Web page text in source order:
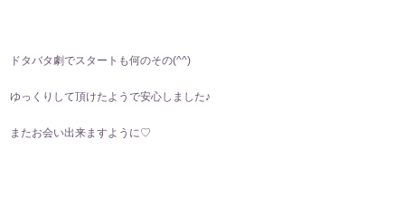
ドタバタ劇でスタートも何のその(⁠^⁠^⁠)
ゆっくりして頂けたようで安心しました♪
またお会い出来ますように♡